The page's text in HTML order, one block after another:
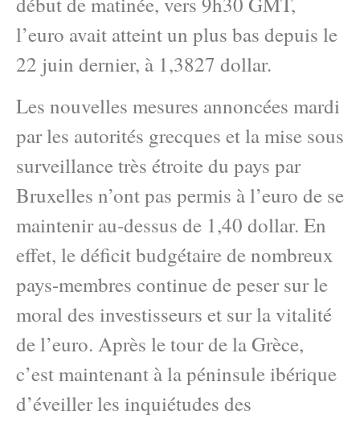
l’euro avait atteint un plus bas depuis le
22 juin dernier, à 1,3827 dollar.
Les nouvelles mesures annoncées mardi
par les autorités grecques et la mise sous
surveillance très étroite du pays par
Bruxelles n’ont pas permis à l’euro de se
maintenir au-dessus de 1,40 dollar. En
effet, le déficit budgétaire de nombreux
pays-membres continue de peser sur le
moral des investisseurs et sur la vitalité
de l’euro. Après le tour de la Grèce,
c’est maintenant à la péninsule ibérique
d’éveiller les inquiétudes des